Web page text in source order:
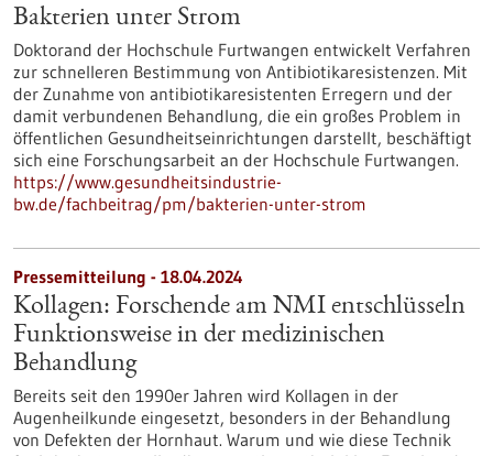
Bakterien unter Strom
Doktorand der Hochschule Furtwangen entwickelt Verfahren
zur schnelleren Bestimmung von Antibiotikaresistenzen. Mit
der Zunahme von antibiotikaresistenten Erregern und der
damit verbundenen Behandlung, die ein großes Problem in
öffentlichen Gesundheitseinrichtungen darstellt, beschäftigt
sich eine Forschungsarbeit an der Hochschule Furtwangen.
https://www.gesundheitsindustrie-
bw.de/fachbeitrag/pm/bakterien-unter-strom
Pressemitteilung - 18.04.2024
Kollagen: Forschende am NMI entschlüsseln
Funktionsweise in der medizinischen
Behandlung
Bereits seit den 1990er Jahren wird Kollagen in der
Augenheilkunde eingesetzt, besonders in der Behandlung
von Defekten der Hornhaut. Warum und wie diese Technik